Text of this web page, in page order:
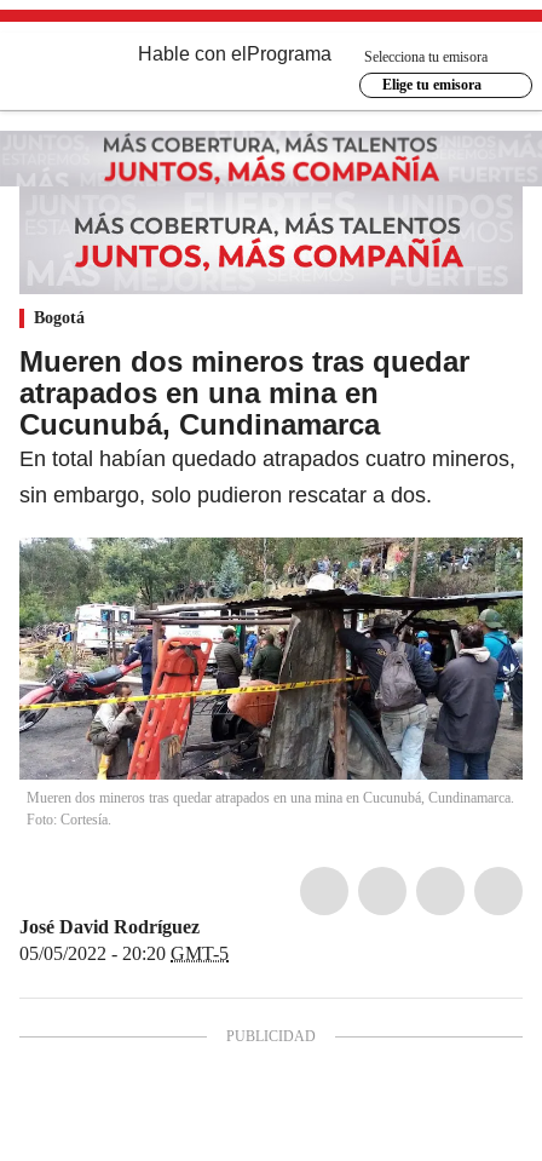
Hable con el Programa
Selecciona tu emisora
Elige tu emisora
Bogotá
Mueren dos mineros tras quedar
atrapados en una mina en
Cucunubá, Cundinamarca
En total habían quedado atrapados cuatro mineros,
sin embargo, solo pudieron rescatar a dos.
Mueren dos mineros tras quedar atrapados en una mina en Cucunubá, Cundinamarca.
Foto: Cortesía.
José David Rodríguez
05/05/2022 - 20:20 GMT-5